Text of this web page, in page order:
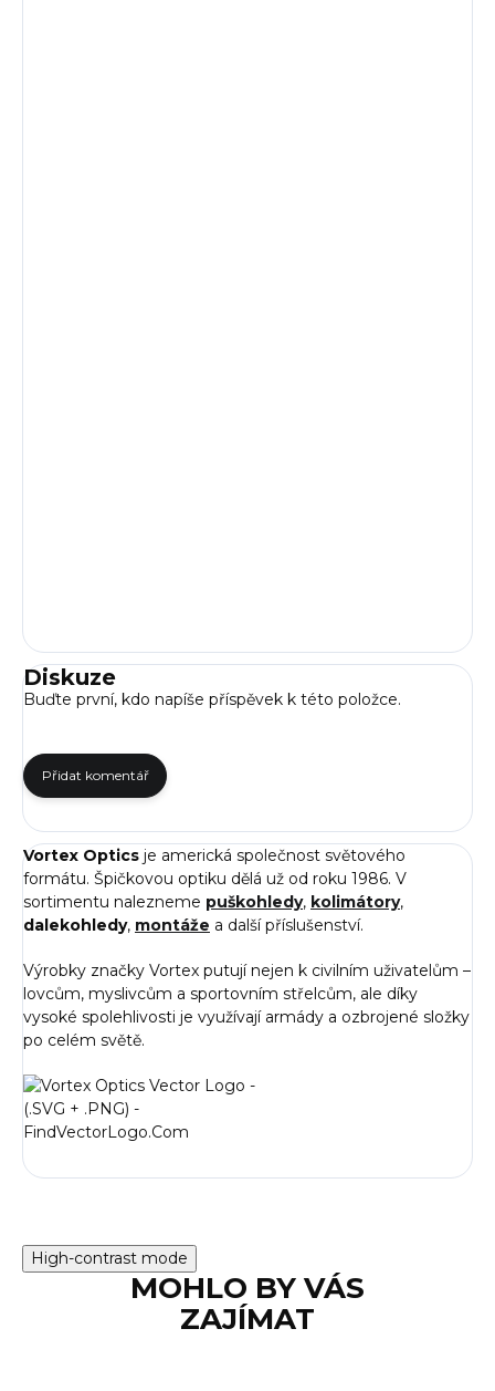
Diskuze
Buďte první, kdo napíše příspěvek k této položce.
Přidat komentář
Vortex Optics je americká společnost světového
formátu. Špičkovou optiku dělá už od roku 1986. V
sortimentu nalezneme puškohledy, kolimátory,
dalekohledy, montáže a další příslušenství.
Výrobky značky Vortex putují nejen k civilním uživatelům –
lovcům, myslivcům a sportovním střelcům, ale díky
vysoké spolehlivosti je využívají armády a ozbrojené složky
po celém světě.
High-contrast mode
MOHLO BY VÁS
ZAJÍMAT